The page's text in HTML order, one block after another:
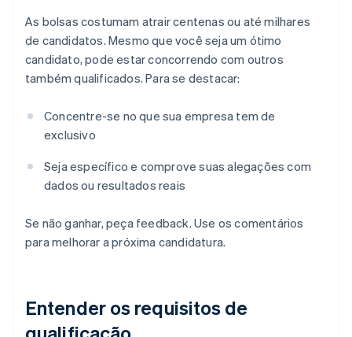
As bolsas costumam atrair centenas ou até milhares
de candidatos. Mesmo que você seja um ótimo
candidato, pode estar concorrendo com outros
também qualificados. Para se destacar:
Concentre-se no que sua empresa tem de
exclusivo
Seja específico e comprove suas alegações com
dados ou resultados reais
Se não ganhar, peça feedback. Use os comentários
para melhorar a próxima candidatura.
Entender os requisitos de